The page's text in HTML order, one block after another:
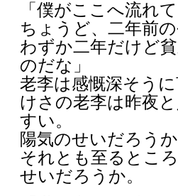
「僕がここへ流れ
ちょうど、二年前
わずか二年だけど
のだな」
老李は感慨深そう
けさの老李は昨夜
すい。
陽気のせいだろう
それとも至るとこ
せいだろうか。